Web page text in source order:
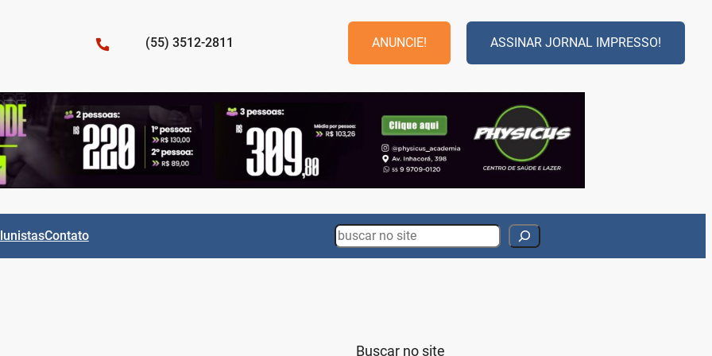
(55) 3512-2811 ANUNCIE! ASSINAR JORNAL IMPRESSO!
Contato Search
Buscar no site